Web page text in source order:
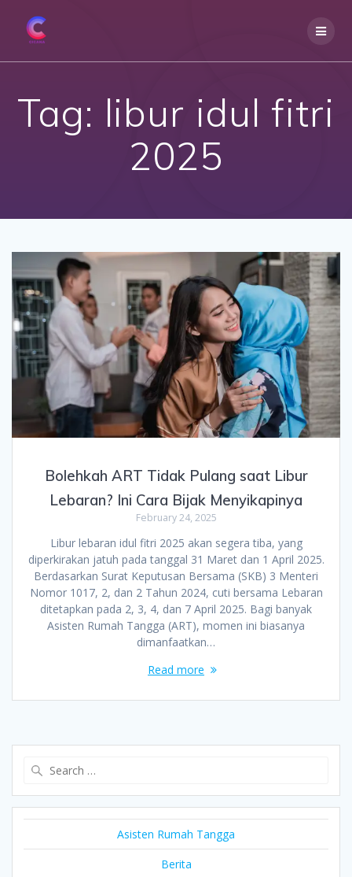
Tag: libur idul fitri
2025
Bolehkah ART Tidak Pulang saat Libur
Lebaran? Ini Cara Bijak Menyikapinya
February 24, 2025
Libur lebaran idul fitri 2025 akan segera tiba, yang
diperkirakan jatuh pada tanggal 31 Maret dan 1 April 2025.
Berdasarkan Surat Keputusan Bersama (SKB) 3 Menteri
Nomor 1017, 2, dan 2 Tahun 2024, cuti bersama Lebaran
ditetapkan pada 2, 3, 4, dan 7 April 2025. Bagi banyak
Asisten Rumah Tangga (ART), momen ini biasanya
dimanfaatkan…
Read more
Asisten Rumah Tangga
Berita